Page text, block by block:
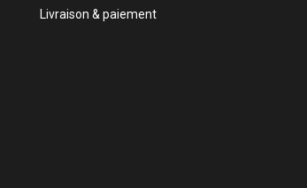
Livraison & paiement